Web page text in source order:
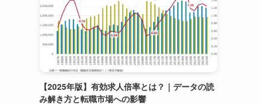
【2025年版】有効求人倍率とは？｜データの読
み解き方と転職市場への影響